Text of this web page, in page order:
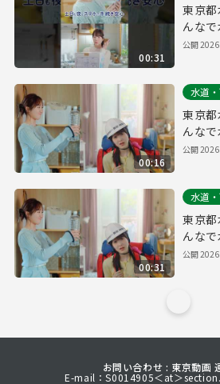
00:31
東京
んな
越し
公開
00:16
水道
東京
んな
越し・
公開
00:31
水道
東京
んな
越し・
公開
お問い合わせ : 東京動画
E-mail：S0014905＜at＞